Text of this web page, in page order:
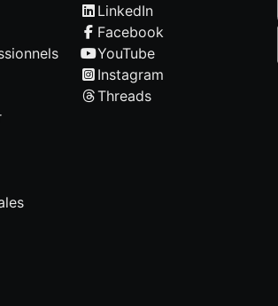
LinkedIn
Facebook
YouTube
Instagram
Threads